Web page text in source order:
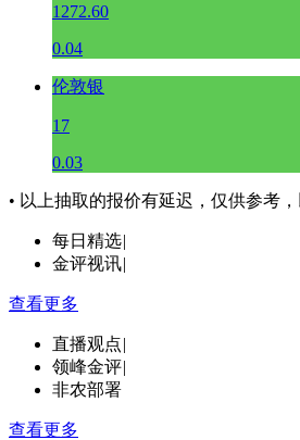
1272.60
0.04
伦敦银
17
0.03
• 以上抽取的报价有延迟，仅供参考，
每日精选|
金评视讯|
查看更多
直播观点|
领峰金评|
非农部署
查看更多